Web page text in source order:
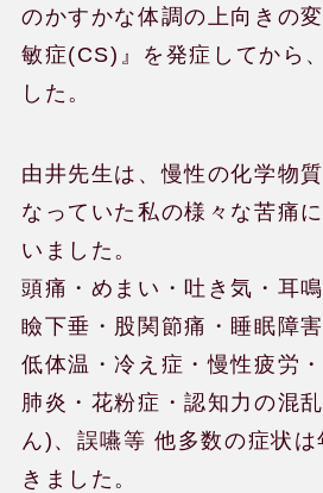
のかすかな体調の上向きの
敏症(CS)』を発症してから
した。
由井先生は、慢性の化学物
なっていた私の様々な苦痛
いました。
頭痛・めまい・吐き気・耳
瞼下垂・股関節痛・睡眠障
低体温・冷え症・慢性疲労
肺炎・花粉症・認知力の混
ん)、誤嚥等 他多数の症状
きました。